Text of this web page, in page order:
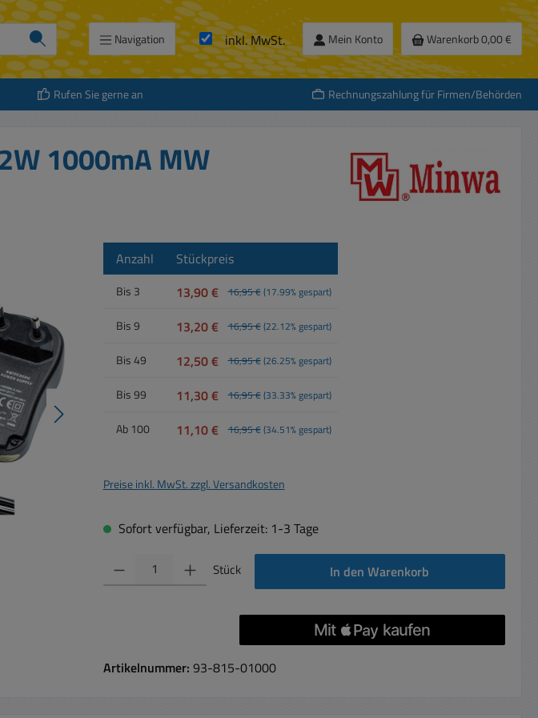
Navigation inkl. MwSt. Mein Konto Warenkorb0,00 €
Rufen Sie gerne an Rechnungszahlung für Firmen/Behörden
1000mA MW
Anzahl Stückpreis
Bis 3 13,90 € 16,95 €(17.99% gespart)
Bis9 13,20 € 16,95 €(22.12% gespart)
Bis49 12,50 € 16,95 €(26.25% gespart)
Bis99 11,30 € 16,95 €(33.33% gespart)
Ab 100 11,10 € 16,95 €(34.51% gespart)
Preise inkl. MwSt. zzgl. Versandkosten
Sofort verfügbar, Lieferzeit: 1-3 Tage
Produkt Anzahl: Gib den gewünschten Wert ein oder benutze die Schaltflächen um die
Stück In den Warenkorb
Artikelnummer: 93-815-01000